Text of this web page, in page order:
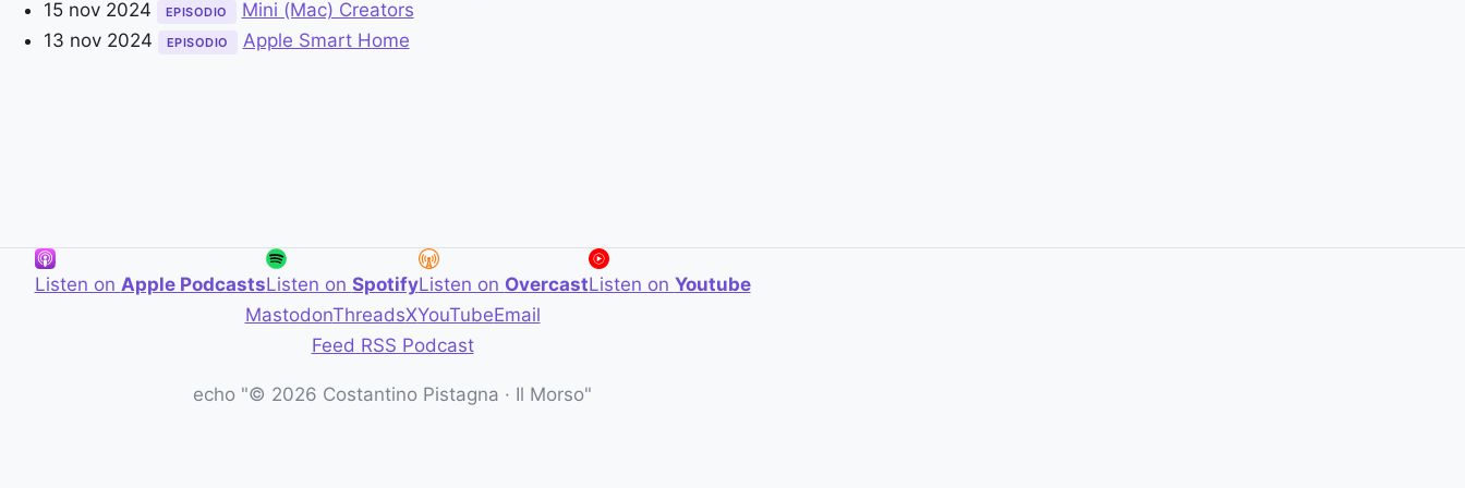
15 nov 2024
EPISODIO
Mini (Mac) Creators
13 nov 2024
EPISODIO Apple Smart Home
Listen on Apple PodcastsListen on SpotifyListen on OvercastListen on Youtube
MastodonThreadsXYouTubeEmail
Feed RSS Podcast
echo "© 2026 Costantino Pistagna · Il Morso"